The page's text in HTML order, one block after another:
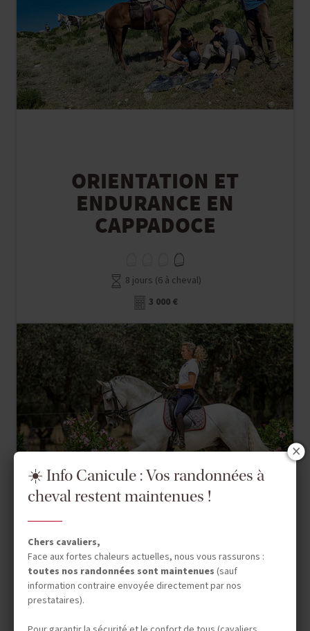
ORIENTATION ET
ENDURANCE EN
CAPPADOCE
8 jours (6 à cheval)
3 000 €
Dressage
DRESSAGE ET QUINTA DE
☀️ Info Canicule : Vos randonnées à
cheval restent maintenues !
Chers cavaliers,
Face aux fortes chaleurs actuelles, nous vous rassurons :
toutes nos randonnées sont maintenues (sauf
information contraire envoyée directement par nos
prestataires).